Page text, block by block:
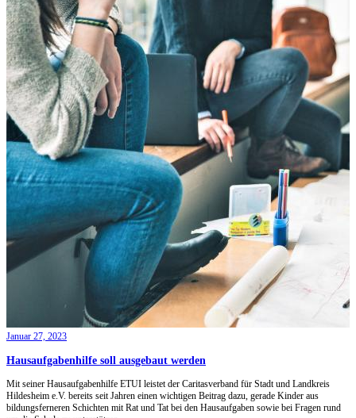
Januar 27, 2023
Hausaufgabenhilfe soll ausgebaut werden
Mit seiner Hausaufgabenhilfe ETUI leistet der Caritasverband für Stadt und Landkreis
Hildesheim e.V. bereits seit Jahren einen wichtigen Beitrag dazu, gerade Kinder aus
bildungsferneren Schichten mit Rat und Tat bei den Hausaufgaben sowie bei Fragen rund